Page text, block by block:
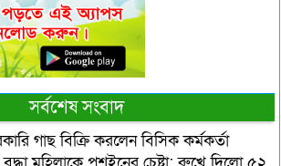
সর্বশেষ সংবাদ
গাছ বিক্রি করলেন বিসিক কর্মকর্তা